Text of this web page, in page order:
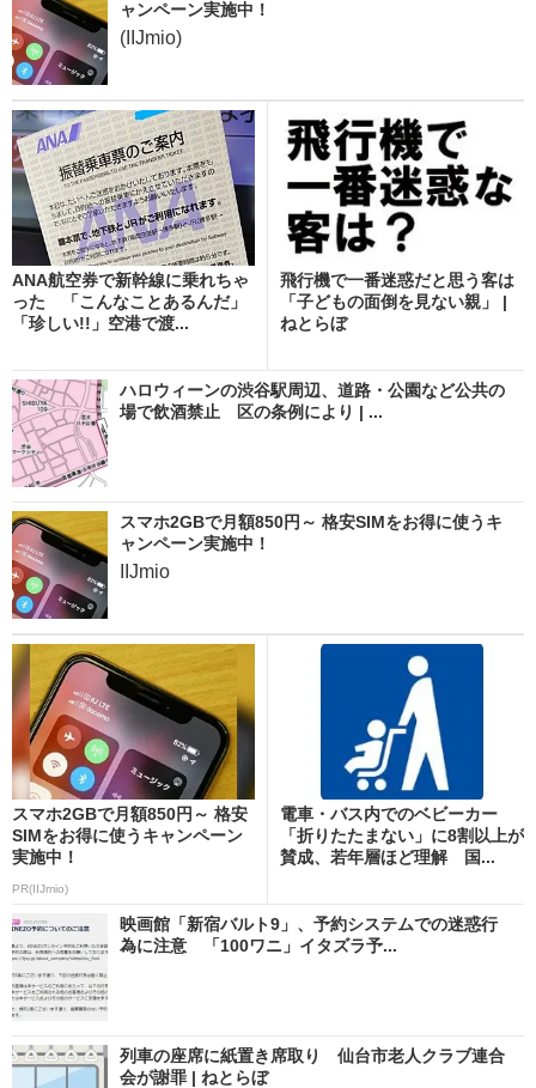
ャンペーン実施中！
(IIJmio)
ANA航空券で新幹線に乗れちゃ
った 「こんなことあるんだ」
「珍しい!!」空港で渡...
飛行機で一番迷惑だと思う客は
「子どもの面倒を見ない親」 |
ねとらぼ
ハロウィーンの渋谷駅周辺、道路・公園など公共の
場で飲酒禁止 区の条例により | ...
スマホ2GBで月額850円～ 格安SIMをお得に使うキ
ャンペーン実施中！
IIJmio
スマホ2GBで月額850円～ 格安
SIMをお得に使うキャンペーン
実施中！
PR(IIJmio)
電車・バス内でのベビーカー
「折りたたまない」に8割以上が
賛成、若年層ほど理解 国...
映画館「新宿バルト9」、予約システムでの迷惑行
為に注意 「100ワニ」イタズラ予...
列車の座席に紙置き席取り 仙台市老人クラブ連合
会が謝罪 | ねとらぼ